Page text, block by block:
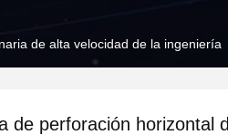
de alta velocidad de la ingeniería
de perforación horizontal